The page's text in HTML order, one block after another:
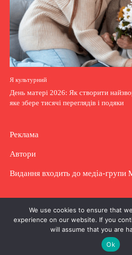
Я культурний
День матері 2026: Як створити
яке збере тисячі переглядів і подяки
Реклама
Автори
Видання входить до медіа-групи
Copyright © Повне використання
заборонено. Частково можна з
We use cookies to ensure that
experience on our website. If you
will assume that you are
Ok